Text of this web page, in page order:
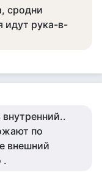
сродни
идут рука-в-
по
внешний
.